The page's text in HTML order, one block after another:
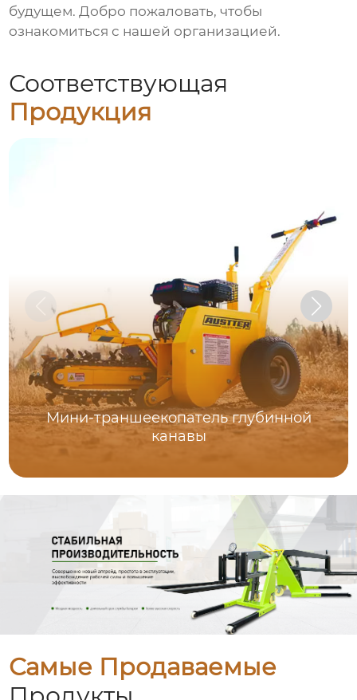
будущем. Добро пожаловать, чтобы
ознакомиться с нашей организацией.
Соответствующая
Продукция
Мини-траншеекопатель глубинной
канавы
Самые Продаваемые